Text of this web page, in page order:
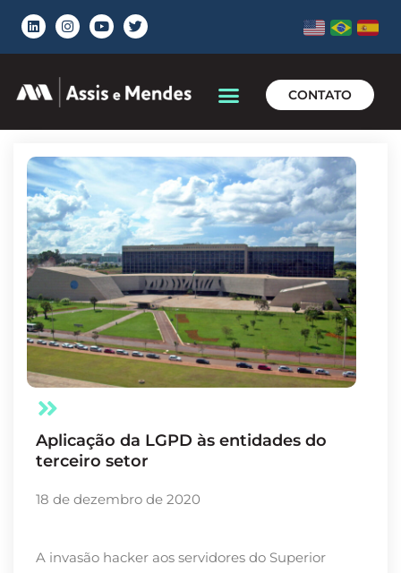
CONTATO
Aplicação da LGPD às entidades do
terceiro setor
18 de dezembro de 2020
A invasão hacker aos servidores do Superior